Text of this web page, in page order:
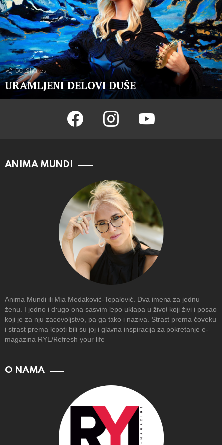
50 Shares
URAMLJENI DELOVI DUŠE
facebook instagram youtube
ANIMA MUNDI
Anima Mundi ili Mia Medaković-Topalović. Dva imena za jednu
ženu. I jedno i drugo ona sasvim lepo uklapa u život koji živi i posao
koji je za nju zadovoljstvo, pa ga tako i naziva. Strast prema čoveku
i strast prema lepoti bili su joj i glavna inspiracija za pokretanje e-
magazina RYL/Refresh your life
O NAMA